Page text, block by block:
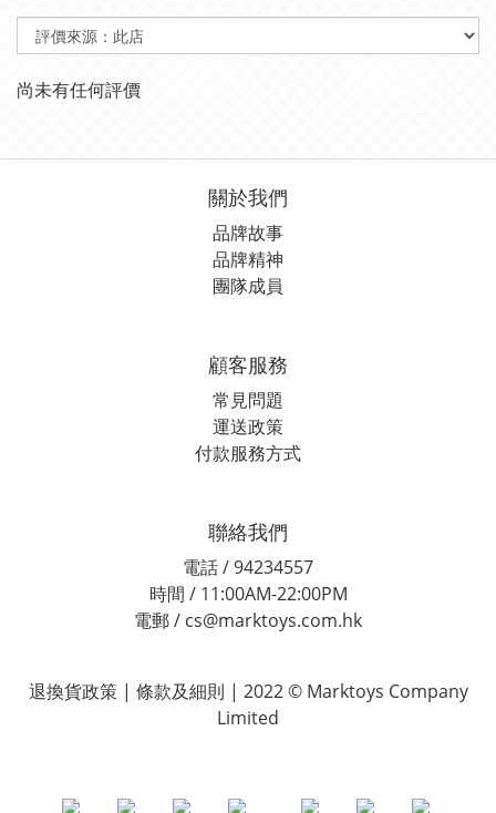
尚未有任何評價
關於我們
品牌故事
品牌精神
團隊成員
顧客服務
常見問題
運送政策
付款服務方式
聯絡我們
電話 / 94234557
時間 / 11:00AM-22:00PM
電郵 / cs@marktoys.com.hk
退換貨政策 | 條款及細則 | 2022 © Marktoys Company
Limited